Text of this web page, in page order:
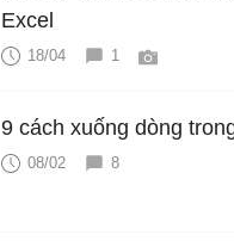
Excel
18/04 1
9 cách xuống dòng
08/02 8